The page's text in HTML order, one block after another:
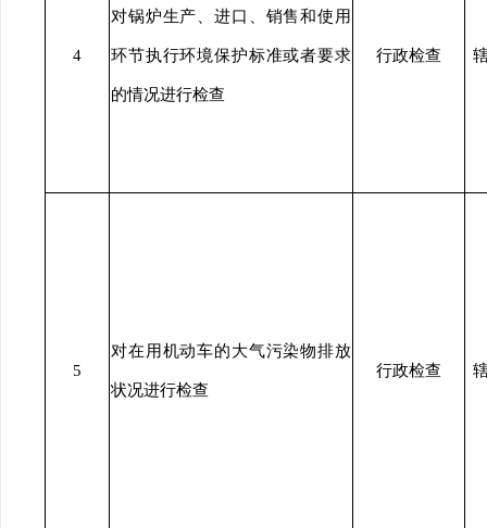
4
对锅炉生产、进口、销售和使用
环节执行环境保护标准或者要求
的情况进行检查
行政检查
5
对在用机动车的大气污染物排放
状况进行检查
行政检查